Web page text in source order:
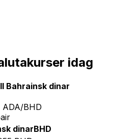
idag
Bahrainsk dinar
BHD
dinarBHD